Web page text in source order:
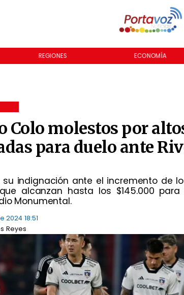
REGIONES ECONOMÍA
Colo molestos por
para duelo ante
su indignación ante el incremento de
alcanzan hasta los $145.000
Monumental.
2024 18:51
Reyes